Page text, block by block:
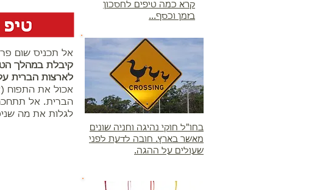
קרא כמה טיפים לחסכון
בזמן וכסף...
בחו"ל חוקי נהיגה וחניה שונים
מאשר בארץ. חובה לדעת לפני
שעולים על ההגה.
אל תכניס שום
קיבלת במהלך
לארצות הברית
אכול את התפוח
הברית. אל
לגלות את מה